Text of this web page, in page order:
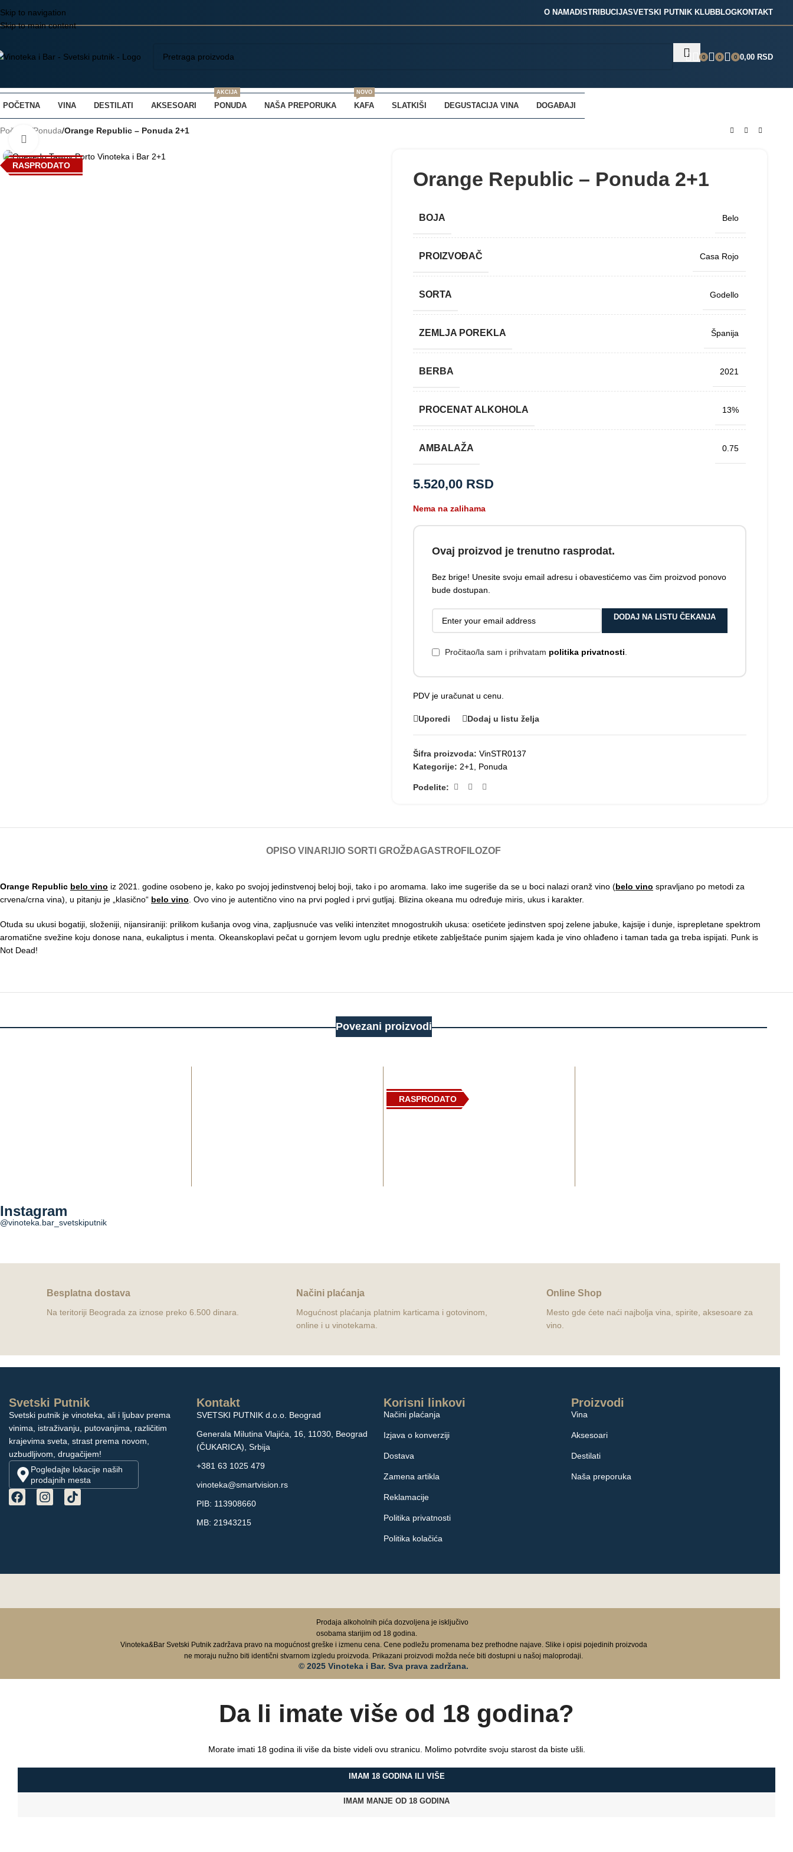
Skip to navigation
Skip to main content
O NAMADISTRIBUCIJASVETSKI PUTNIK KLUBBLOGKONTAKT
0 0 0 0,00 RSD
POČETNA VINA DESTILATI AKSESOARI PONUDA
AKCIJA
NAŠA PREPORUKA KAFA
NOVO
SLATKIŠI DEGUSTACIJA VINA DOGAĐAJI
Početna /Ponuda/Orange Republic – Ponuda 2+1
RASPRODATO
Orange Republic – Ponuda 2+1
BOJA Belo
PROIZVOĐAČ Casa Rojo
SORTA Godello
ZEMLJA POREKLA Španija
BERBA 2021
PROCENAT ALKOHOLA 13%
AMBALAŽA 0.75
5.520,00 RSD
Nema na zalihama
Ovaj proizvod je trenutno rasprodat.
Bez brige! Unesite svoju email adresu i obavestićemo vas čim proizvod ponovo
bude dostupan.
DODAJ NA LISTU ČEKANJA
Pročitao/la sam i prihvatam politika privatnosti.
PDV je uračunat u cenu.
Uporedi Dodaj u listu želja
Šifra proizvoda: VinSTR0137
Kategorije: 2+1, Ponuda
Podelite:
OPISO VINARIJI O SORTI GROŽĐAGASTROFILOZOF
Orange Republic belo vino iz 2021. godine osobeno je, kako po svojoj jedinstvenoj beloj boji, tako i po aromama. Iako ime sugeriše da se u boci nalazi oranž vino (belo vino spravljano po metodi za
crvena/crna vina), u pitanju je „klasično“ belo vino. Ovo vino je autentično vino na prvi pogled i prvi gutljaj. Blizina okeana mu određuje miris, ukus i karakter.
Otuda su ukusi bogatiji, složeniji, nijansiraniji: prilikom kušanja ovog vina, zapljusnuće vas veliki intenzitet mnogostrukih ukusa: osetićete jedinstven spoj zelene jabuke, kajsije i dunje, isprepletane spektrom
aromatične svežine koju donose nana, eukaliptus i menta. Okeanskoplavi pečat u gornjem levom uglu prednje etikete zablještaće punim sjajem kada je vino ohlađeno i taman tada ga treba ispijati. Punk is
Not Dead!
Povezani proizvodi
1.600,00RSD
RASPRODATO
Instagram
@vinoteka.bar_svetskiputnik
Besplatna dostava
Na teritoriji Beograda za iznose preko 6.500 dinara.
Načini plaćanja
Mogućnost plaćanja platnim karticama i gotovinom,
online i u vinotekama.
Online Shop
Mesto gde ćete naći najbolja vina, spirite, aksesoare za
vino.
Svetski Putnik
Svetski putnik je vinoteka, ali i ljubav prema
vinima, istraživanju, putovanjima, različitim
krajevima sveta, strast prema novom,
uzbudljivom, drugačijem!
Pogledajte lokacije naših
prodajnih mesta
Kontakt
SVETSKI PUTNIK d.o.o. Beograd
Generala Milutina Vlajića, 16, 11030, Beograd
(ČUKARICA), Srbija
+381 63 1025 479
vinoteka@smartvision.rs
PIB: 113908660
MB: 21943215
Korisni linkovi
Načini plaćanja
Izjava o konverziji
Dostava
Zamena artikla
Reklamacije
Politika privatnosti
Politika kolačića
Proizvodi
Vina
Aksesoari
Destilati
Naša preporuka
Prodaja alkoholnih pića dozvoljena je isključivo
osobama starijim od 18 godina.
Vinoteka&Bar Svetski Putnik zadržava pravo na mogućnost greške i izmenu cena. Cene podležu promenama bez prethodne najave. Slike i opisi pojedinih proizvoda
ne moraju nužno biti identični stvarnom izgledu proizvoda. Prikazani proizvodi možda neće biti dostupni u našoj maloprodaji.
© 2025 Vinoteka i Bar. Sva prava zadržana.
Da li imate više od 18 godina?
Morate imati 18 godina ili više da biste videli ovu stranicu. Molimo potvrdite svoju starost da biste ušli.
IMAM 18 GODINA ILI VIŠE
IMAM MANJE OD 18 GODINA